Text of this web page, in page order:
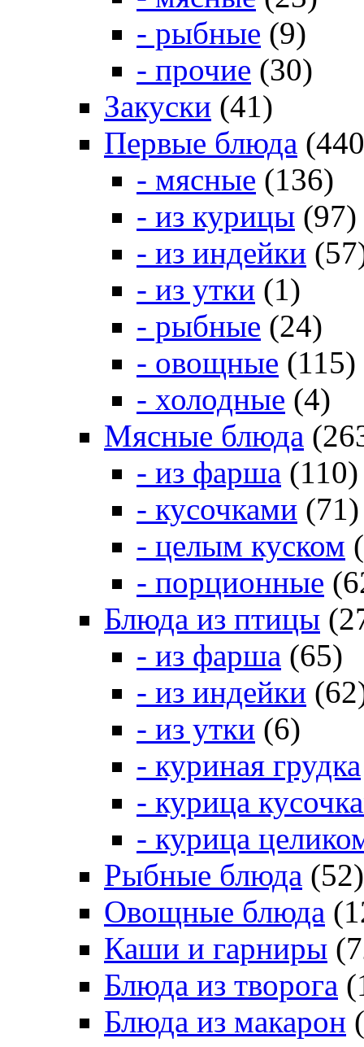
- рыбные (9)
- прочие (30)
Закуски (41)
Первые блюда
- мясные (136)
- из курицы (97)
- из индейки
- из утки (1)
- рыбные (24)
- овощные (115)
- холодные (4)
Мясные блюда
- из фарша (110)
- кусочками (71)
- целым куском
- порционные
Блюда из птицы
- из фарша (65)
- из индейки
- из утки (6)
- куриная грудка
- курица
- курица
Рыбные блюда (52)
Овощные блюда
Каши и гарниры
Блюда из творога
Блюда из макарон